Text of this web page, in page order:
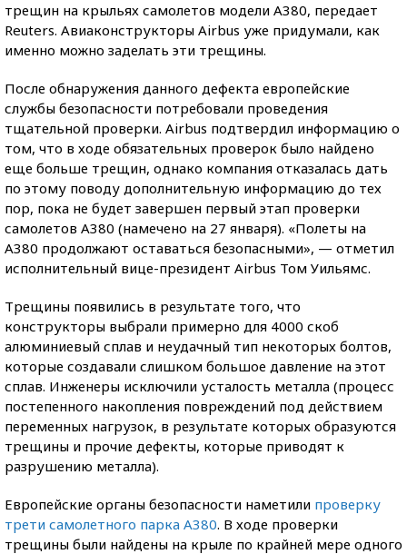
трещин на крыльях самолетов модели A380, передает
Reuters. Авиаконструкторы Airbus уже придумали, как
именно можно заделать эти трещины.
После обнаружения данного дефекта европейские
службы безопасности потребовали проведения
тщательной проверки. Airbus подтвердил информацию о
том, что в ходе обязательных проверок было найдено
еще больше трещин, однако компания отказалась дать
по этому поводу дополнительную информацию до тех
пор, пока не будет завершен первый этап проверки
самолетов A380 (намечено на 27 января). «Полеты на
A380 продолжают оставаться безопасными», — отметил
исполнительный вице-президент Airbus Том Уильямс.
Трещины появились в результате того, что
конструкторы выбрали примерно для 4000 скоб
алюминиевый сплав и неудачный тип некоторых болтов,
которые создавали слишком большое давление на этот
сплав. Инженеры исключили усталость металла (процесс
постепенного накопления повреждений под действием
переменных нагрузок, в результате которых образуются
трещины и прочие дефекты, которые приводят к
разрушению металла).
Европейские органы безопасности наметили проверку
трети самолетного парка A380. В ходе проверки
трещины были найдены на крыле по крайней мере одного